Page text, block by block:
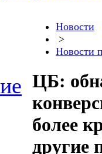
Новости
>
Новости
ЦБ:
более
другие